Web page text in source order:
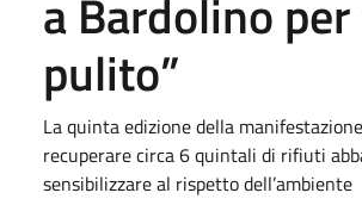
a Bardolino per
pulito”
La quinta edizione della
recuperare circa 6 quintali di rifiuti
sensibilizzare al rispetto dell’ambiente